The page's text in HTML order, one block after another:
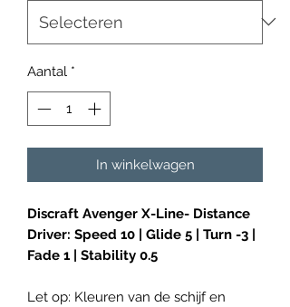
Aantal *
In winkelwagen
Discraft Avenger X-Line- Distance
Driver: Speed 10 | Glide 5 | Turn -3 |
Fade 1 | Stability 0.5
Let op: Kleuren van de schijf en